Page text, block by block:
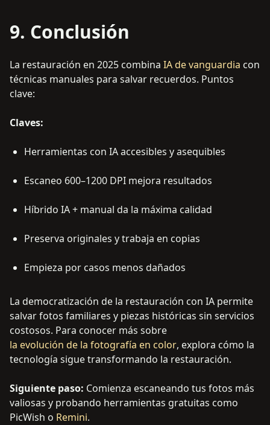
9. Conclusión
La restauración en 2025 combina IA de vanguardia con
técnicas manuales para salvar recuerdos. Puntos
clave:
Claves:
Herramientas con IA accesibles y asequibles
Escaneo 600–1200 DPI mejora resultados
Híbrido IA + manual da la máxima calidad
Preserva originales y trabaja en copias
Empieza por casos menos dañados
La democratización de la restauración con IA permite
salvar fotos familiares y piezas históricas sin servicios
costosos. Para conocer más sobre
la evolución de la fotografía en color, explora cómo la
tecnología sigue transformando la restauración.
Siguiente paso: Comienza escaneando tus fotos más
valiosas y probando herramientas gratuitas como
PicWish o Remini.